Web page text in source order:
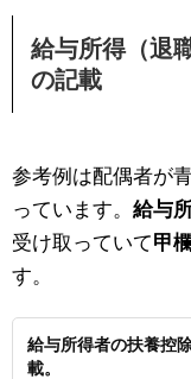
給与所得（退
の記載
参考例は配偶者が
っています。 給与
受け取っていて甲欄
す。
給与所得者の扶養控
載。